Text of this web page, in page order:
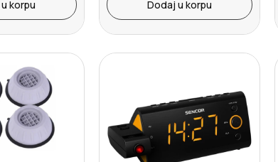
korpu Dodaj u korpu